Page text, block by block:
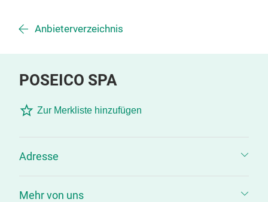
Anbieterverzeichnis
POSEICO SPA
Zur Merkliste hinzufügen
Adresse
Mehr von uns